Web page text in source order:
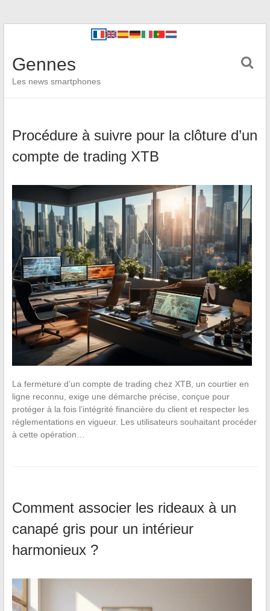
Gennes
Les news smartphones
Procédure à suivre pour la clôture d’un
compte de trading XTB
La fermeture d’un compte de trading chez XTB, un courtier en
ligne reconnu, exige une démarche précise, conçue pour
protéger à la fois l’intégrité financière du client et respecter les
réglementations en vigueur. Les utilisateurs souhaitant procéder
à cette opération…
Comment associer les rideaux à un
canapé gris pour un intérieur
harmonieux ?